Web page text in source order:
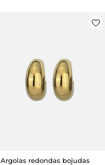
Argolas redondas bojudas